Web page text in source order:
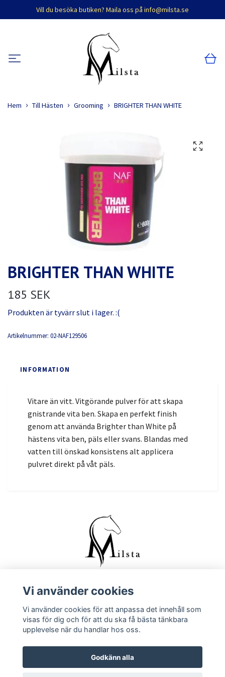
Vill du besöka butiken? Maila oss på info@milsta.se
Hem Till Hästen Grooming BRIGHTER THAN WHITE
BRIGHTER THAN WHITE
185 SEK
Produkten är tyvärr slut i lager. :(
Artikelnummer: 02-NAF129506
INFORMATION
Vitare än vitt. Vitgörande pulver för att skapa
gnistrande vita ben. Skapa en perfekt finish
genom att använda Brighter than White på
hästens vita ben, päls eller svans. Blandas med
vatten till önskad konsistens alt applicera
pulvret direkt på våt päls.
Kontakta oss
Köpvillkor
Vi använder cookies
Vi använder cookies för att anpassa det innehåll som
visas för dig och för att du ska få bästa tänkbara
upplevelse när du handlar hos oss.
Godkänn alla